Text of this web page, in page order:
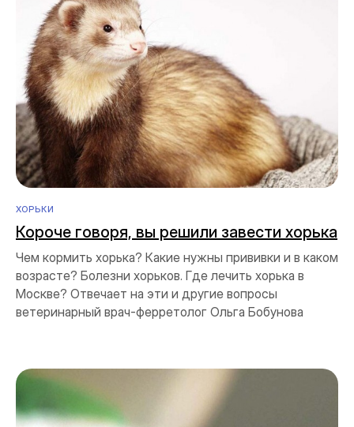
ХОРЬКИ
Короче говоря, вы решили завести хорька
Чем кормить хорька? Какие нужны прививки и в каком
возрасте? Болезни хорьков. Где лечить хорька в
Москве? Отвечает на эти и другие вопросы
ветеринарный врач-ферретолог Ольга Бобунова